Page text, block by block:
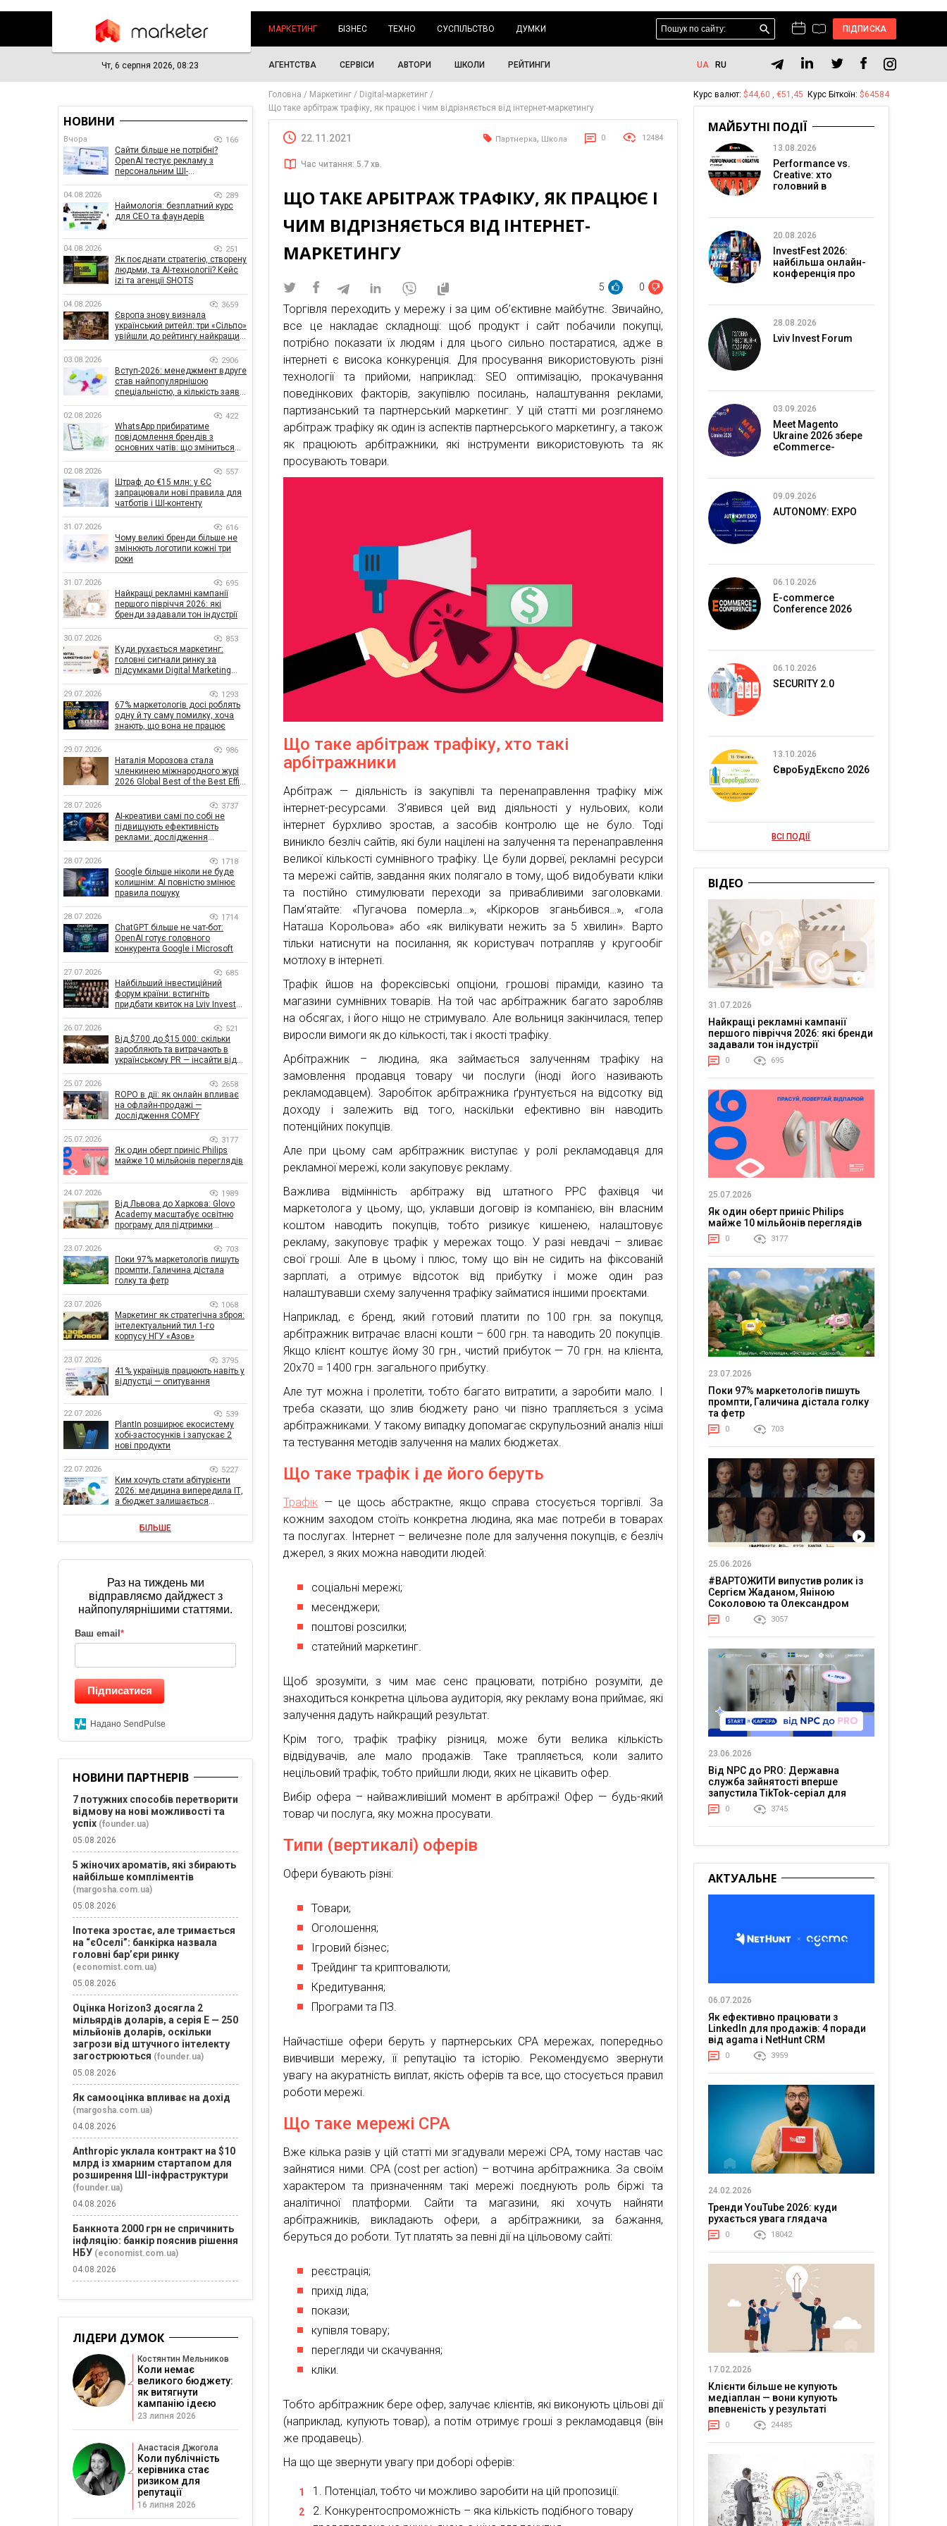
МАРКЕТИНГ БІЗНЕС ТЕХНО СУСПІЛЬСТВО ДУМКИ ПІДПИСКА
Чт, 6 серпня 2026, 08:23 АГЕНТСТВА СЕРВІСИ АВТОРИ ШКОЛИ РЕЙТИНГИ UA RU
Головна Маркетинг
Digital-маркетинг
Що таке арбітраж трафіку, як працює і чим відрізняється від інтернет-маркетингу
22.11.2021 Партнерка, Школа 0 12484
Час читання: 5.7 хв.
ЩО ТАКЕ АРБІТРАЖ ТРАФІКУ, ЯК ПРАЦЮЄ І
ЧИМ ВІДРІЗНЯЄТЬСЯ ВІД ІНТЕРНЕТ-
МАРКЕТИНГУ
5 0
Торгівля переходить у мережу і за цим об’єктивне майбутнє. Звичайно,
все це накладає складнощі: щоб продукт і сайт побачили покупці,
потрібно показати їх людям і для цього сильно постаратися, адже в
інтернеті є висока конкуренція. Для просування використовують різні
технології та прийоми, наприклад: SEO оптимізацію, прокачування
поведінкових факторів, закупівлю посилань, налаштування реклами,
партизанський та партнерський маркетинг. У цій статті ми розглянемо
арбітраж трафіку як один із аспектів партнерського маркетингу, а також
як працюють арбітражники, які інструменти використовують та як
просувають товари.
Що таке арбітраж трафіку, хто такі
арбітражники
Арбітраж — діяльність із закупівлі та перенаправлення трафіку між
інтернет-ресурсами. З’явився цей вид діяльності у нульових, коли
інтернет бурхливо зростав, а засобів контролю ще не було. Тоді
виникло безліч сайтів, які були націлені на залучення та перенаправлення
великої кількості сумнівного трафіку. Це були дорвеї, рекламні ресурси
та мережі сайтів, завдання яких полягало в тому, щоб видобувати кліки
та постійно стимулювати переходи за привабливими заголовками.
Пам’ятайте: «Пугачова померла…», «Кіркоров зганьбився…», «гола
Наташа Корольова» або «як вилікувати нежить за 5 хвилин». Варто
тільки натиснути на посилання, як користувач потрапляв у кругообіг
мотлоху в інтернеті.
Трафік йшов на форексівські опціони, грошові піраміди, казино та
магазини сумнівних товарів. На той час арбітражник багато заробляв
на обсягах, і його ніщо не стримувало. Але вольниця закінчилася, тепер
виросли вимоги як до кількості, так і якості трафіку.
Арбітражник – людина, яка займається залученням трафіку на
замовлення продавця товару чи послуги (іноді його називають
рекламодавцем). Заробіток арбітражника ґрунтується на відсотку від
доходу і залежить від того, наскільки ефективно він наводить
потенційних покупців.
Але при цьому сам арбітражник виступає у ролі рекламодавця для
рекламної мережі, коли закуповує рекламу.
Важлива відмінність арбітражу від штатного PPC фахівця чи
маркетолога у цьому, що, уклавши договір із компанією, він власним
коштом наводить покупців, тобто ризикує кишенею, налаштовує
рекламу, закуповує трафік у мережах тощо. У разі невдачі – зливає
свої гроші. Але в цьому і плюс, тому що він не сидить на фіксованій
зарплаті, а отримує відсоток від прибутку і може один раз
налаштувавши схему залучення трафіку займатися іншими проєктами.
Наприклад, є бренд, який готовий платити по 100 грн. за покупця,
арбітражник витрачає власні кошти – 600 грн. та наводить 20 покупців.
Якщо клієнт коштує йому 30 грн., чистий прибуток — 70 грн. на клієнта,
20х70 = 1400 грн. загального прибутку.
Але тут можна і пролетіти, тобто багато витратити, а заробити мало. І
треба сказати, що злив бюджету рано чи пізно трапляється з усіма
арбітражниками. У такому випадку допомагає скрупульозний аналіз ніші
та тестування методів залучення на малих бюджетах.
Що таке трафік і де його беруть
Трафік — це щось абстрактне, якщо справа стосується торгівлі. За
кожним заходом стоїть конкретна людина, яка має потреби в товарах
та послугах. Інтернет – величезне поле для залучення покупців, є безліч
джерел, з яких можна наводити людей:
соціальні мережі;
месенджери;
поштові розсилки;
статейний маркетинг.
Щоб зрозуміти, з чим має сенс працювати, потрібно розуміти, де
знаходиться конкретна цільова аудиторія, яку рекламу вона приймає, які
залучення дадуть найкращий результат.
Крім того, трафік трафіку різниця, може бути велика кількість
відвідувачів, але мало продажів. Таке трапляється, коли залито
нецільовий трафік, тобто прийшли люди, яких не цікавить офер.
Вибір офера – найважливіший момент в арбітражі! Офер — будь-який
товар чи послуга, яку можна просувати.
Типи (вертикалі) оферів
Офери бувають різні:
Товари;
Оголошення;
Ігровий бізнес;
Трейдинг та криптовалюти;
Кредитування;
Програми та ПЗ.
Найчастіше офери беруть у партнерських CPA мережах, попередньо
вивчивши мережу, її репутацію та історію. Рекомендуємо звернути
увагу на акуратність виплат, якість оферів та все, що стосується правил
роботи мережі.
Що таке мережі CPA
Вже кілька разів у цій статті ми згадували мережі CPA, тому настав час
зайнятися ними. CPA (cost per action) – вотчина арбітражника. За своїм
характером та призначенням такі мережі поєднують роль біржі та
аналітичної платформи. Сайти та магазини, які хочуть найняти
арбітражників, викладають офери, а арбітражники, за бажання,
беруться до роботи. Тут платять за певні дії на цільовому сайті:
реєстрація;
прихід ліда;
покази;
купівля товару;
перегляди чи скачування;
кліки.
Тобто арбітражник бере офер, залучає клієнтів, які виконують цільові дії
(наприклад, купують товар), а потім отримує гроші з рекламодавця (він
же продавець).
На що ще звернути увагу при доборі оферів:
Потенціал, тобто чи можливо заробити на цій пропозиції.
Конкурентоспроможність – яка кількість подібного товару
НОВИНИ
Вчора 166
Сайти більше не потрібні?
OpenAI тестує рекламу з
персональним ШІ-
04.08.2026 289
Наймологія: безплатний курс
для CEO та фаундерів
04.08.2026 251
Як поєднати стратегію, створену
людьми, та AI-технології? Кейс
izi та агенції SHOTS
04.08.2026 3659
Європа знову визнала
український ритейл: три «Сільпо»
увійшли до рейтингу найкращих
03.08.2026 2906
Вступ-2026: менеджмент вдруге
став найпопулярнішою
спеціальністю, а кількість заяв
02.08.2026 422
WhatsApp прибиратиме
повідомлення брендів з
основних чатів: що зміниться
02.08.2026 557
Штраф до €15 млн: у ЄС
запрацювали нові правила для
чатботів і ШІ-контенту
31.07.2026 616
Чому великі бренди більше не
змінюють логотипи кожні три
роки
31.07.2026 695
Найкращі рекламні кампанії
першого півріччя 2026: які
бренди задавали тон індустрії
30.07.2026 853
Куди рухається маркетинг:
головні сигнали ринку за
підсумками Digital Marketing
29.07.2026 1293
67% маркетологів досі роблять
одну й ту саму помилку, хоча
знають, що вона не працює
29.07.2026 986
Наталія Морозова стала
членкинею міжнародного журі
2026 Global Best of the Best Effie
28.07.2026 3737
AI-креативи самі по собі не
підвищують ефективність
реклами: дослідження
впливає на ефективність
кампаній
28.07.2026 1718
Google більше ніколи не буде
колишнім: AI повністю змінює
правила пошуку
28.07.2026 1714
ChatGPT більше не чат-бот:
OpenAI готує головного
конкурента Google і Microsoft
27.07.2026 685
Найбільший інвестиційний
форум країни: встигніть
придбати квиток на Lviv Invest
26.07.2026 521
Від $700 до $15 000: скільки
заробляють та витрачають в
українському PR — інсайти від
25.07.2026 2658
ROPO в дії: як онлайн впливає
на офлайн-продажі —
дослідження COMFY
25.07.2026 3177
Як один оберт приніс Philips
майже 10 мільйонів переглядів
24.07.2026 1989
Від Львова до Харкова: Glovo
Academy масштабує освітню
програму для підтримки
23.07.2026 703
Поки 97% маркетологів пишуть
промпти, Галичина дістала
голку та фетр
23.07.2026 1068
Маркетинг як стратегічна зброя:
інтелектуальний тил 1-го
корпусу НГУ «Азов»
23.07.2026 3795
41% українців працюють навіть у
відпустці — опитування
22.07.2026 539
PlantIn розширює екосистему
хобі-застосунків і запускає 2
нові продукти
22.07.2026 5227
Ким хочуть стати абітурієнти
2026: медицина випередила ІТ,
а бюджет залишається
БІЛЬШЕ
Раз на тиждень ми
відправляємо дайджест з
найпопулярнішими статтями.
Ваш email *
Підписатися
Надано SendPulse
НОВИНИ ПАРТНЕРІВ
7 потужних способів перетворити
відмову на нові можливості та
успіх (founder.ua)
05.08.2026
5 жіночих ароматів, які збирають
найбільше компліментів
(margosha.com.ua)
05.08.2026
Іпотека зростає, але тримається
на “єОселі”: банкірка назвала
головні бар’єри ринку
(economist.com.ua)
05.08.2026
Оцінка Horizon3 досягла 2
мільярдів доларів, а серія E — 250
мільйонів доларів, оскільки
загрози від штучного інтелекту
загострюються (founder.ua)
05.08.2026
Як самооцінка впливає на дохід
(margosha.com.ua)
04.08.2026
Anthropic уклала контракт на $10
млрд із хмарним стартапом для
розширення ШІ-інфраструктури
(founder.ua)
04.08.2026
Банкнота 2000 грн не спричинить
інфляцію: банкір пояснив рішення
НБУ (economist.com.ua)
04.08.2026
ЛІДЕРИ ДУМОК
Костянтин Мельников
Коли немає
великого бюджету:
як витягнути
кампанію ідеєю
23 липня 2026
Анастасія Джогола
Коли публічність
керівника стає
ризиком для
репутації
16 липня 2026
Курс валют: $44,60 , €51,45 Курс Біткоїн: $64584
МАЙБУТНІ ПОДІЇ
13.08.2026
Performance vs.
Creative: хто
головний в
20.08.2026
InvestFest 2026:
найбільша онлайн-
конференція про
28.08.2026
Lviv Invest Forum
03.09.2026
Meet Magento
Ukraine 2026 збере
eCommerce-
09.09.2026
AUTONOMY: EXPO
06.10.2026
E-commerce
Conference 2026
06.10.2026
SECURITY 2.0
13.10.2026
ЄвроБудЕкспо 2026
ВСІ ПОДІЇ
ВІДЕО
31.07.2026
Найкращі рекламні кампанії
першого півріччя 2026: які бренди
задавали тон індустрії
0 695
25.07.2026
Як один оберт приніс Philips
майже 10 мільйонів переглядів
0 3177
23.07.2026
Поки 97% маркетологів пишуть
промпти, Галичина дістала голку
та фетр
0 703
25.06.2026
#ВАРТОЖИТИ випустив ролик із
Сергієм Жаданом, Яніною
Соколовою та Олександром
Тереном про життя в постійній
напрузі
0 3057
23.06.2026
Від NPC до PRO: Державна
служба зайнятості вперше
запустила TikTok-серіал для
молоді
0 3745
АКТУАЛЬНЕ
06.07.2026
Як ефективно працювати з
LinkedIn для продажів: 4 поради
від agama і NetHunt CRM
0 3959
24.02.2026
Тренди YouTube 2026: куди
рухається увага глядача
0 18042
17.02.2026
Клієнти більше не купують
медіаплан — вони купують
впевненість у результаті
0 24485